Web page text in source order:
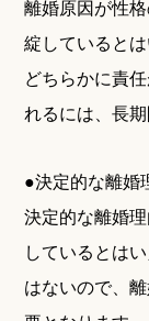
離婚原因が性
綻しているとは
どちらかに責
れるには、長
●決定的な離婚
決定的な離婚
しているとは
はないので、